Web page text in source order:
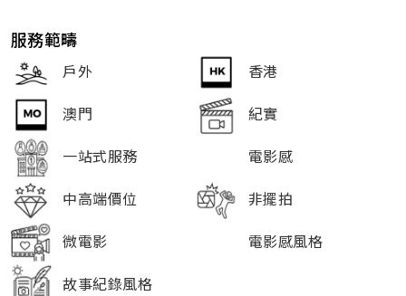
服務範疇
戶外
香港
澳門
紀實
一站式服務
電影感
中高端價位
非擺拍
微電影
電影感風格
故事紀錄風格